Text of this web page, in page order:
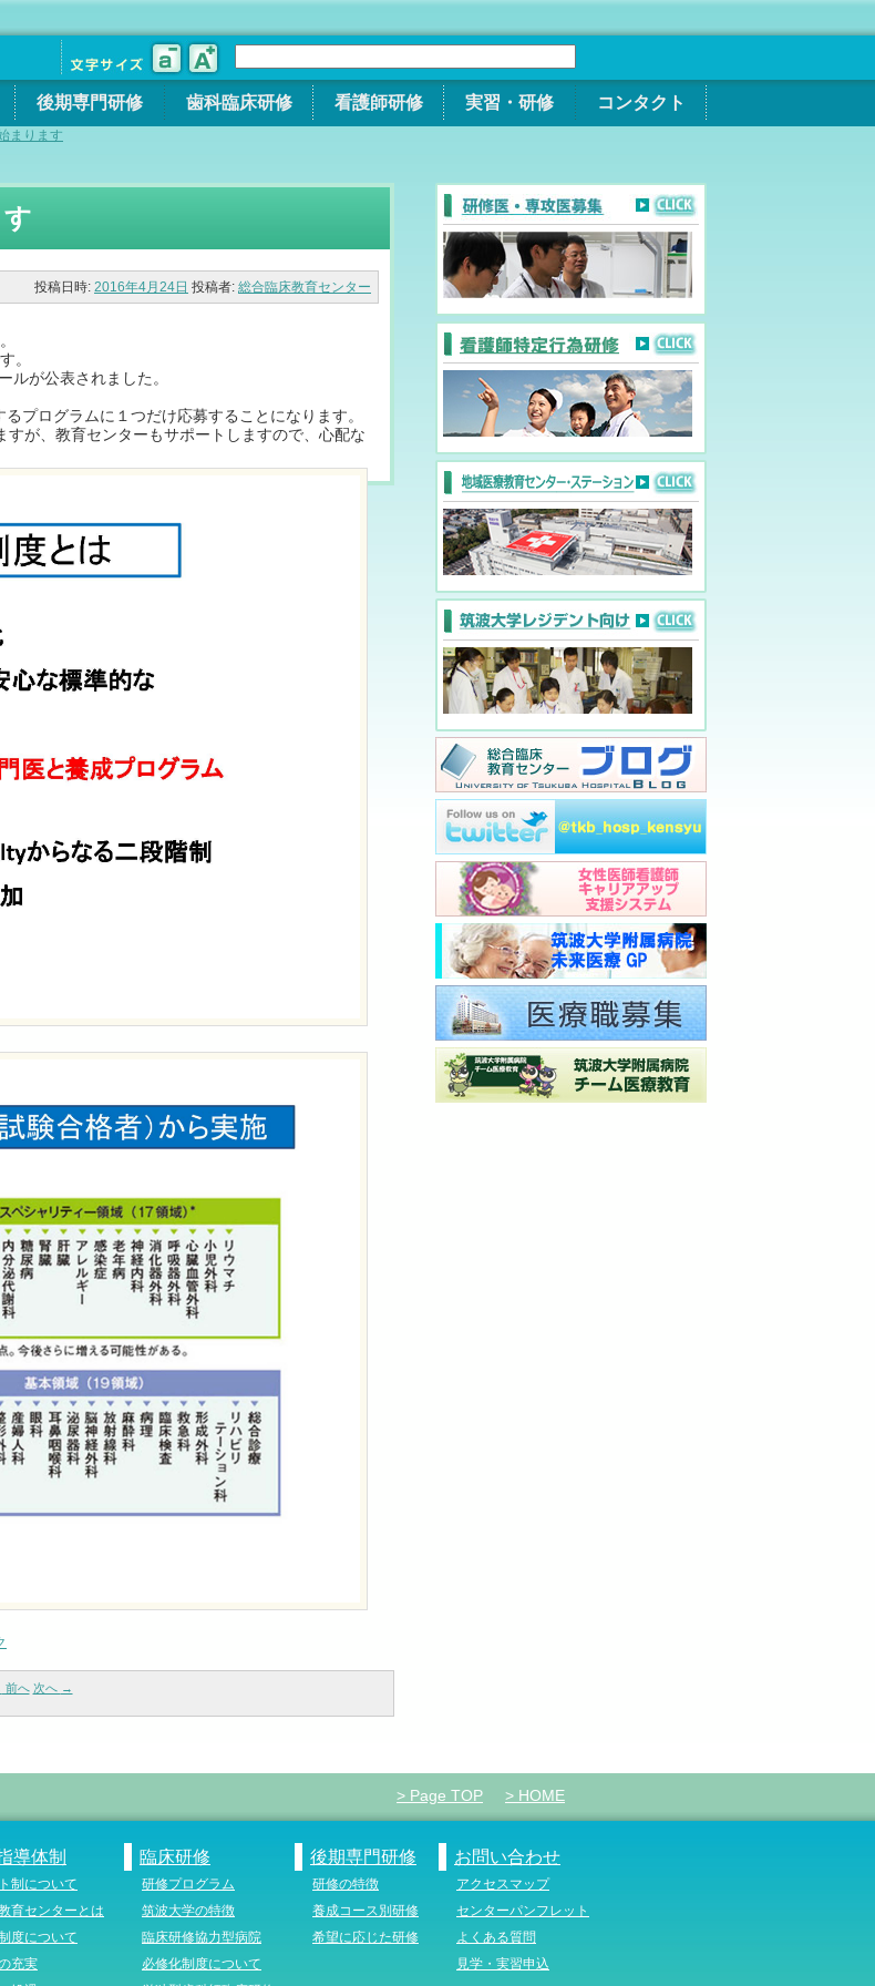
後期専門研修 歯科臨床研修 看護師研修 実習・研修 コンタクト
まります
投稿日時: 2016年4月24日 投稿者: 総合臨床教育センター
。
ルが公表されました。
プログラムに１つだけ応募することになります。
が、教育センターもサポートしますので、心配な
前へ 次へ →
> Page TOP > HOME
導体制
制について
育センターとは
度について
充実
臨床研修
研修プログラム
筑波大学の特徴
臨床研修協力型病院
必修化制度について
後期専門研修
研修の特徴
養成コース別研修
希望に応じた研修
お問い合わせ
アクセスマップ
センターパンフレット
よくある質問
見学・実習申込